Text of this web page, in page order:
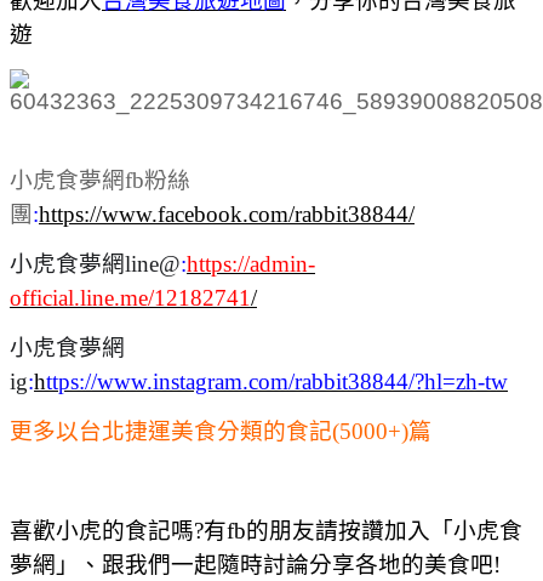
遊
小虎食夢網fb粉絲
團 :https://www.facebook.com/rabbit38844/
小虎食夢網line@:https://admin-
official.line.me/12182741/
小虎食夢網
ig:https://www.instagram.com/rabbit38844/?hl=zh-tw
更多以台北捷運美食分類的食記(5000+)篇
喜歡小虎的食記嗎?有fb的朋友請按讚加入「小虎食
夢網」、跟我們一起隨時討論分享各地的美食吧!